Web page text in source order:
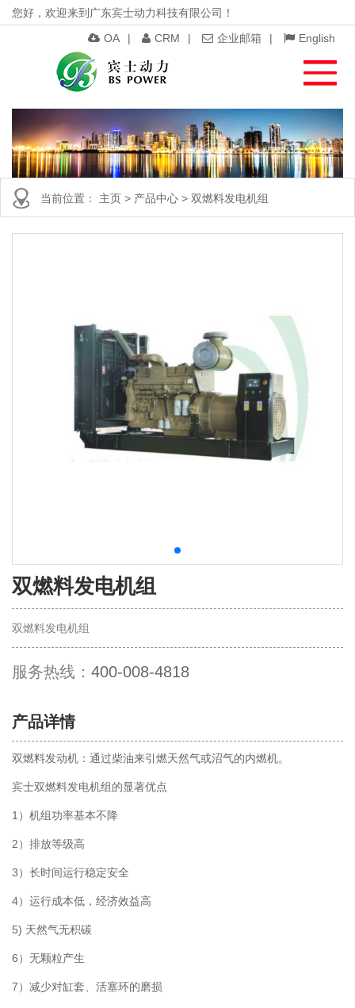
您好，欢迎来到广东宾士动力科技有限公司！
OA
| CRM | 企业邮箱 | English
当前位置： 主页 > 产品中心 > 双燃料发电机组
双燃料发电机组
双燃料发电机组
服务热线： 400-008-4818
产品详情
双燃料发动机：通过柴油来引燃天然气或沼气的内燃机。
宾士双燃料发电机组的显著优点
1）机组功率基本不降
2）排放等级高
3）长时间运行稳定安全
4）运行成本低，经济效益高
5) 天然气无积碳
6）无颗粒产生
7）减少对缸套、活塞环的磨损